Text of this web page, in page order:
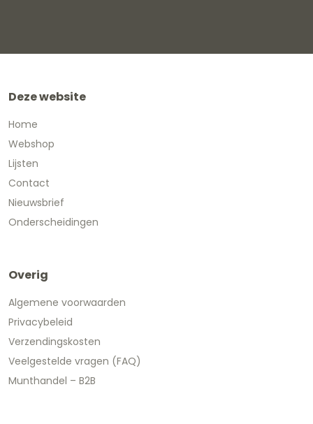
Deze website
Home
Webshop
Lijsten
Contact
Nieuwsbrief
Onderscheidingen
Overig
Algemene voorwaarden
Privacybeleid
Verzendingskosten
Veelgestelde vragen (FAQ)
Munthandel – B2B